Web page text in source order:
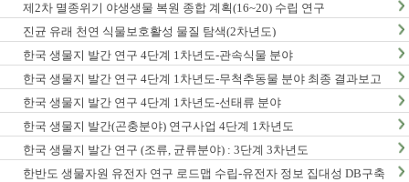
제2차 멸종위기 야생생물 복원 종합 계획(16~20) 수립 연구
진균 유래 천연 식물보호활성 물질 탐색(2차년도)
한국 생물지 발간 연구 4단계 1차년도-관속식물 분야
한국 생물지 발간 연구 4단계 1차년도-무척추동물 분야 최종 결과보고
서
한국 생물지 발간 연구 4단계 1차년도-선태류 분야
한국 생물지 발간(곤충분야) 연구사업 4단계 1차년도
한국 생물지 발간 연구 (조류, 균류분야) : 3단계 3차년도
한반도 생물자원 유전자 연구 로드맵 수립-유전자 정보 집대성 DB구축